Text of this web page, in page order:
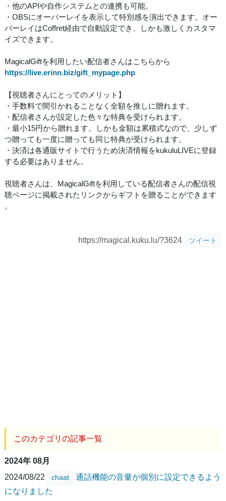
・他のAPIや自作システムとの連携も可能。
・OBSにオーバーレイを表示して特別感を演出できます。オー
バーレイはCoffret経由で自動設定でき、しかも激しくカスタマ
イズできます。
MagicalGiftを利用したい配信者さんはこちらから
https://live.erinn.biz/gift_mypage.php
【視聴者さんにとってのメリット】
・手数料で間引かれることなく全額を推しに贈れます。
・配信者さんが設定した色々な特典を受けられます。
・最小15円から贈れます。しかも金額は累積式なので、少しず
つ贈っても一度に贈っても同じ特典が受けられます。
・決済は各通販サイトで行うため決済情報をkukuluLIVEに登録
する必要はありません。
視聴者さんは、MagicalGiftを利用している配信者さんの配信視
聴ページに掲載されたリンクからギフトを贈ることができます
。
https://magical.kuku.lu/?3624 ツイート
このカテゴリの記事一覧
2024年 08月
2024/08/22
chaat
通話機能の音量が個別に設定できるよう
になりました